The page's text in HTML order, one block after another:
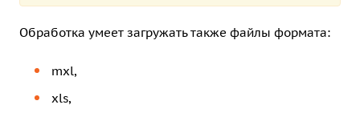
Обработка умеет загружать также файлы формата:
mxl,
xls,